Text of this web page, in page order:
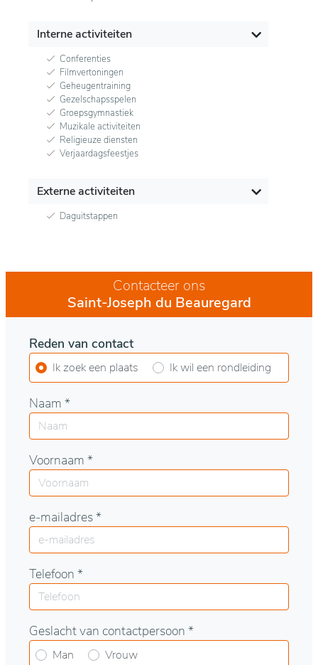
Interne activiteiten
Conferenties
Filmvertoningen
Geheugentraining
Gezelschapsspelen
Groepsgymnastiek
Muzikale activiteiten
Religieuze diensten
Verjaardagsfeestjes
Externe activiteiten
Daguitstappen
Contacteer ons
Saint-Joseph du Beauregard
Reden van contact
Ik zoek een plaats Ik wil een rondleiding
Naam *
Voornaam *
e-mailadres *
Telefoon *
Geslacht van contactpersoon *
Man Vrouw